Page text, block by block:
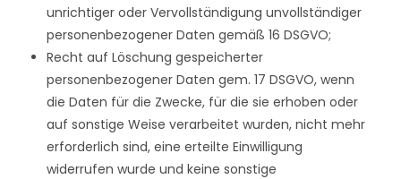
unrichtiger oder Vervollständigung unvollständiger
personenbezogener Daten gemäß 16 DSGVO;
Recht auf Löschung gespeicherter
personenbezogener Daten gem. 17 DSGVO, wenn
die Daten für die Zwecke, für die sie erhoben oder
auf sonstige Weise verarbeitet wurden, nicht mehr
erforderlich sind, eine erteilte Einwilligung
widerrufen wurde und keine sonstige